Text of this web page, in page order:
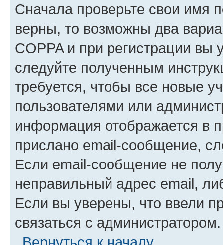
Сначала проверьте свои имя
верны, то возможны два
COPPA и при регистрации вы
следуйте полученным
требуется, чтобы все новые
пользователями или
информация отображается в
прислано email-сообщение,
Если email-сообщение не
неправильный адрес email,
Если вы уверены, что ввели
связаться с администратором.
Вернуться к началу